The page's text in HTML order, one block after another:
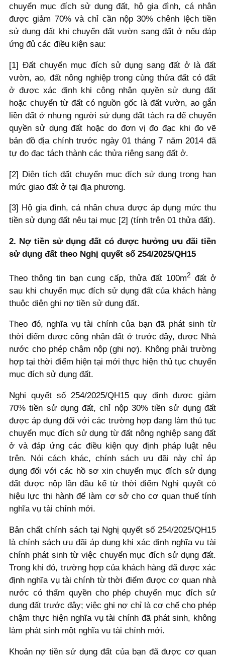
chuyển mục đích sử dụng đất, hộ gia đình, cá nhân
được giảm 70% và chỉ cần nộp 30% chênh lệch tiền
sử dụng đất khi chuyển đất vườn sang đất ở nếu đáp
ứng đủ các điều kiện sau:
[1] Đất chuyển mục đích sử dụng sang đất ở là đất
vườn, ao, đất nông nghiệp trong cùng thửa đất có đất
ở được xác định khi công nhận quyền sử dụng đất
hoặc chuyển từ đất có nguồn gốc là đất vườn, ao gắn
liền đất ở nhưng người sử dụng đất tách ra để chuyển
quyền sử dụng đất hoặc do đơn vị đo đạc khi đo vẽ
bản đồ địa chính trước ngày 01 tháng 7 năm 2014 đã
tự đo đạc tách thành các thửa riêng sang đất ở.
[2] Diện tích đất chuyển mục đích sử dụng trong hạn
mức giao đất ở tại địa phương.
[3] Hộ gia đình, cá nhân chưa được áp dụng mức thu
tiền sử dụng đất nêu tại mục [2] (tính trên 01 thửa đất).
2. Nợ tiền sử dụng đất có được hưởng ưu đãi tiền
sử dụng đất theo Nghị quyết số 254/2025/QH15
Theo thông tin bạn cung cấp, thửa đất 100m2 đất ở
sau khi chuyển mục đích sử dụng đất của khách hàng
thuộc diện ghi nợ tiền sử dụng đất.
Theo đó, nghĩa vụ tài chính của bạn đã phát sinh từ
thời điểm được công nhận đất ở trước đây, được Nhà
nước cho phép chậm nộp (ghi nợ). Không phải trường
hợp tại thời điểm hiện tại mới thực hiện thủ tục chuyển
mục đích sử dụng đất.
Nghị quyết số 254/2025/QH15 quy định được giảm
70% tiền sử dụng đất, chỉ nộp 30% tiền sử dụng đất
được áp dụng đối với các trường hợp đang làm thủ tục
chuyển mục đích sử dụng từ đất nông nghiệp sang đất
ở và đáp ứng các điều kiện quy định pháp luật nêu
trên. Nói cách khác, chính sách ưu đãi này chỉ áp
dụng đối với các hồ sơ xin chuyển mục đích sử dụng
đất được nộp lần đầu kể từ thời điểm Nghị quyết có
hiệu lực thi hành để làm cơ sở cho cơ quan thuế tính
nghĩa vụ tài chính mới.
Bản chất chính sách tại Nghị quyết số 254/2025/QH15
là chính sách ưu đãi áp dụng khi xác định nghĩa vụ tài
chính phát sinh từ việc chuyển mục đích sử dụng đất.
Trong khi đó, trường hợp của khách hàng đã được xác
định nghĩa vụ tài chính từ thời điểm được cơ quan nhà
nước có thẩm quyền cho phép chuyển mục đích sử
dụng đất trước đây; việc ghi nợ chỉ là cơ chế cho phép
chậm thực hiện nghĩa vụ tài chính đã phát sinh, không
làm phát sinh một nghĩa vụ tài chính mới.
Khoản nợ tiền sử dụng đất của bạn đã được cơ quan